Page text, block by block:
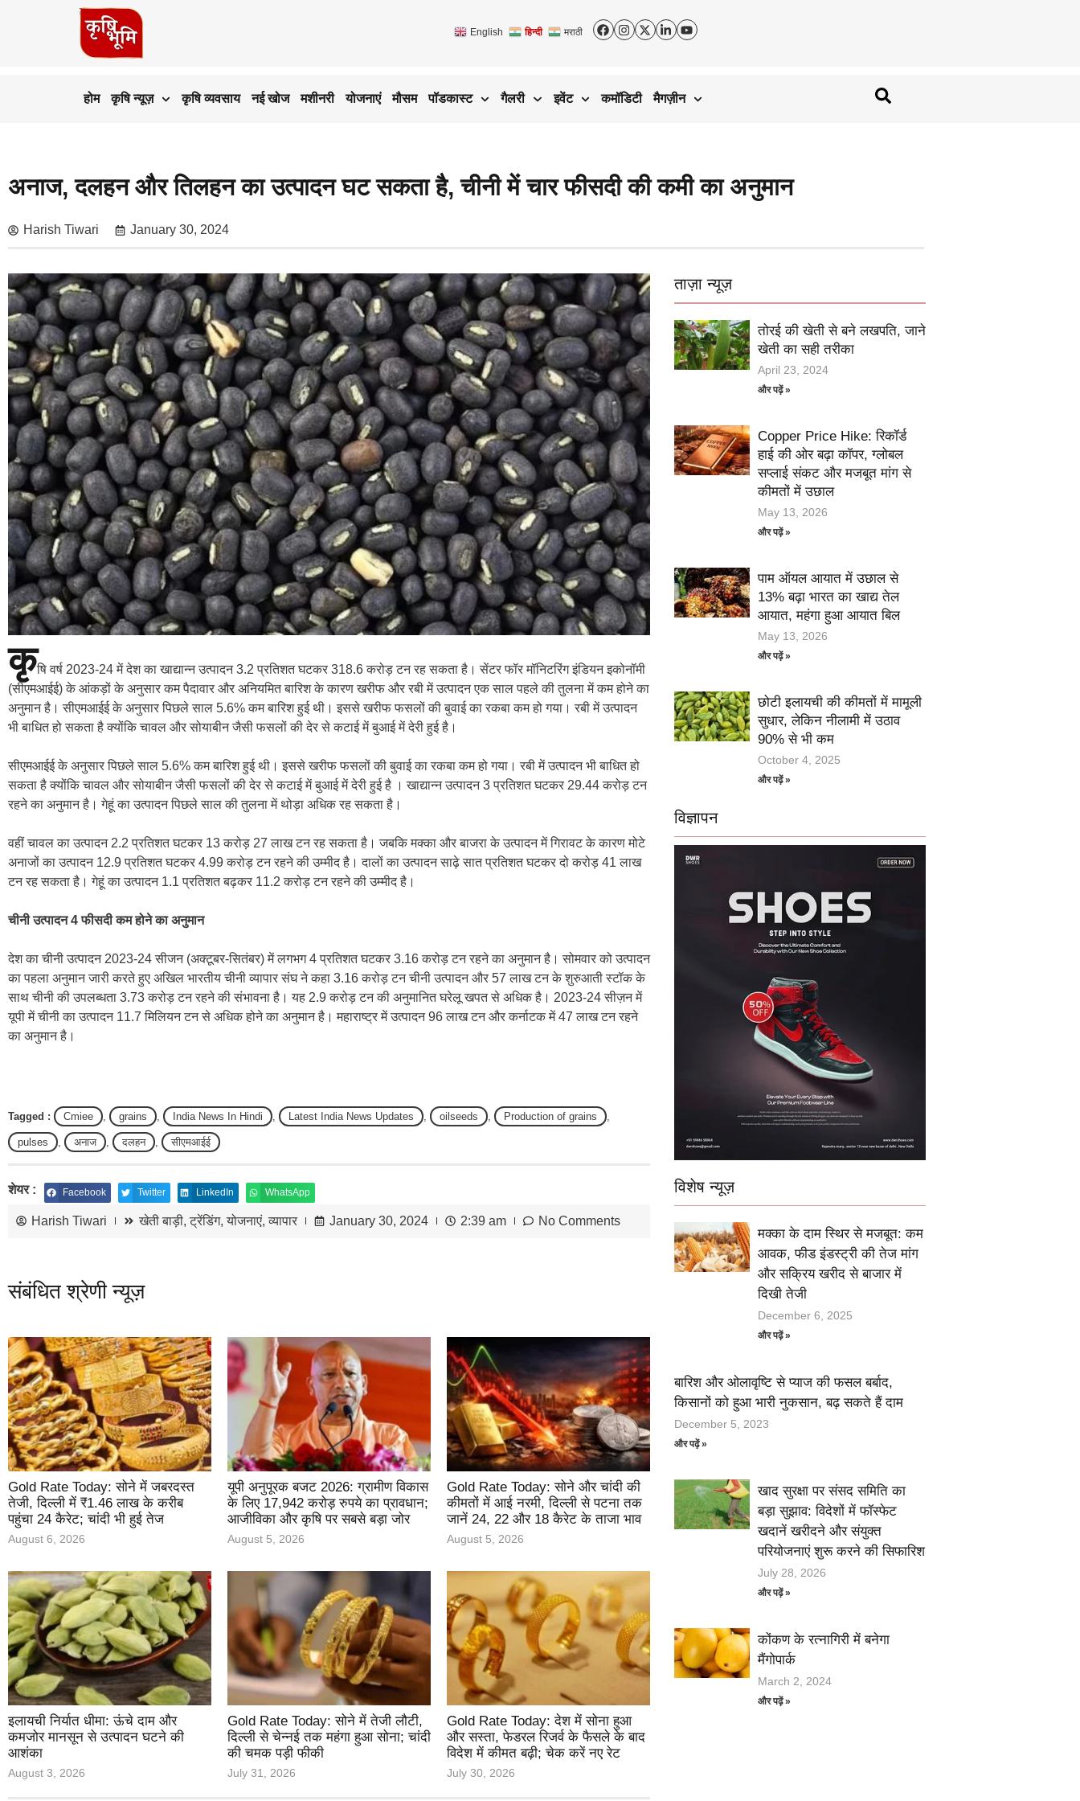
English हिन्दी मराठी
होम कृषि न्यूज़ कृषि व्यवसाय नई खोज मशीनरी योजनाएं मौसम पॉडकास्ट गैलरी इवेंट कमॉडिटी मैगज़ीन
अनाज, दलहन और तिलहन का उत्पादन घट सकता है, चीनी में चार फीसदी की कमी का अनुमान
Harish Tiwari January 30, 2024
कृषि वर्ष 2023-24 में देश का खाद्यान्न उत्पादन 3.2 प्रतिशत घटकर 318.6 करोड़ टन रह सकता है। सेंटर फॉर मॉनिटरिंग इंडियन इकोनॉमी
(सीएमआईई) के आंकड़ों के अनुसार कम पैदावार और अनियमित बारिश के कारण खरीफ और रबी में उत्पादन एक साल पहले की तुलना में कम होने का
अनुमान है। सीएमआईई के अनुसार पिछले साल 5.6% कम बारिश हुई थी। इससे खरीफ फसलों की बुवाई का रकबा कम हो गया। रबी में उत्पादन
भी बाधित हो सकता है क्योंकि चावल और सोयाबीन जैसी फसलों की देर से कटाई में बुआई में देरी हुई है।
सीएमआईई के अनुसार पिछले साल 5.6% कम बारिश हुई थी। इससे खरीफ फसलों की बुवाई का रकबा कम हो गया। रबी में उत्पादन भी बाधित हो
सकता है क्योंकि चावल और सोयाबीन जैसी फसलों की देर से कटाई में बुआई में देरी हुई है । खाद्यान्न उत्पादन 3 प्रतिशत घटकर 29.44 करोड़ टन
रहने का अनुमान है। गेहूं का उत्पादन पिछले साल की तुलना में थोड़ा अधिक रह सकता है।
वहीं चावल का उत्पादन 2.2 प्रतिशत घटकर 13 करोड़ 27 लाख टन रह सकता है। जबकि मक्का और बाजरा के उत्पादन में गिरावट के कारण मोटे
अनाजों का उत्पादन 12.9 प्रतिशत घटकर 4.99 करोड़ टन रहने की उम्मीद है। दालों का उत्पादन साढ़े सात प्रतिशत घटकर दो करोड़ 41 लाख
टन रह सकता है। गेहूं का उत्पादन 1.1 प्रतिशत बढ़कर 11.2 करोड़ टन रहने की उम्मीद है।
चीनी उत्पादन 4 फीसदी कम होने का अनुमान
देश का चीनी उत्पादन 2023-24 सीजन (अक्टूबर-सितंबर) में लगभग 4 प्रतिशत घटकर 3.16 करोड़ टन रहने का अनुमान है। सोमवार को उत्पादन
का पहला अनुमान जारी करते हुए अखिल भारतीय चीनी व्यापार संघ ने कहा 3.16 करोड़ टन चीनी उत्पादन और 57 लाख टन के शुरुआती स्टॉक के
साथ चीनी की उपलब्धता 3.73 करोड़ टन रहने की संभावना है। यह 2.9 करोड़ टन की अनुमानित घरेलू खपत से अधिक है। 2023-24 सीज़न में
यूपी में चीनी का उत्पादन 11.7 मिलियन टन से अधिक होने का अनुमान है। महाराष्ट्र में उत्पादन 96 लाख टन और कर्नाटक में 47 लाख टन रहने
का अनुमान है।
Tagged : Cmiee grains India News In Hindi Latest India News Updates oilseeds Production of grains
pulses अनाज दलहन सीएमआईई
शेयर : Facebook Twitter LinkedIn WhatsApp
Harish Tiwari खेती बाड़ी,ट्रेंडिंग,योजनाएं,व्यापार January 30, 2024 2:39 am No Comments
संबंधित श्रेणी न्यूज़
Gold Rate Today: सोने में जबरदस्त
तेजी, दिल्ली में ₹1.46 लाख के करीब
पहुंचा 24 कैरेट; चांदी भी हुई तेज
August 6, 2026
यूपी अनुपूरक बजट 2026: ग्रामीण विकास
के लिए 17,942 करोड़ रुपये का प्रावधान;
आजीविका और कृषि पर सबसे बड़ा जोर
August 5, 2026
Gold Rate Today: सोने और चांदी की
कीमतों में आई नरमी, दिल्ली से पटना तक
जानें 24, 22 और 18 कैरेट के ताजा भाव
August 5, 2026
इलायची निर्यात धीमा: ऊंचे दाम और
कमजोर मानसून से उत्पादन घटने की
आशंका
August 3, 2026
Gold Rate Today: सोने में तेजी लौटी,
दिल्ली से चेन्नई तक महंगा हुआ सोना; चांदी
की चमक पड़ी फीकी
July 31, 2026
Gold Rate Today: देश में सोना हुआ
और सस्ता, फेडरल रिजर्व के फैसले के बाद
विदेश में कीमत बढ़ी; चेक करें नए रेट
July 30, 2026
ताज़ा न्यूज़
तोरई की खेती से बने लखपति, जाने
खेती का सही तरीका
April 23, 2024
और पढ़ें »
Copper Price Hike: रिकॉर्ड
हाई की ओर बढ़ा कॉपर, ग्लोबल
सप्लाई संकट और मजबूत मांग से
कीमतों में उछाल
May 13, 2026
और पढ़ें »
पाम ऑयल आयात में उछाल से
13% बढ़ा भारत का खाद्य तेल
आयात, महंगा हुआ आयात बिल
May 13, 2026
और पढ़ें »
छोटी इलायची की कीमतों में मामूली
सुधार, लेकिन नीलामी में उठाव
90% से भी कम
October 4, 2025
और पढ़ें »
विज्ञापन
विशेष न्यूज़
मक्का के दाम स्थिर से मजबूत: कम
आवक, फीड इंडस्ट्री की तेज मांग
और सक्रिय खरीद से बाजार में
दिखी तेजी
December 6, 2025
और पढ़ें »
बारिश और ओलावृष्टि से प्याज की फसल बर्बाद,
किसानों को हुआ भारी नुकसान, बढ़ सकते हैं दाम
December 5, 2023
और पढ़ें »
खाद सुरक्षा पर संसद समिति का
बड़ा सुझाव: विदेशों में फॉस्फेट
खदानें खरीदने और संयुक्त
परियोजनाएं शुरू करने की सिफारिश
July 28, 2026
और पढ़ें »
कोंकण के रत्नागिरी में बनेगा
मैंगोपार्क
March 2, 2024
और पढ़ें »